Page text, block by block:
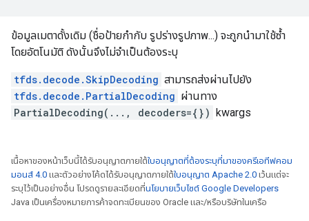
ข้อมูลเมตาดั้งเดิม (ชื่อป้ายกำกับ รูปร่างรูปภาพ...) จะถูกนำมาใช้ซ้ำ
โดยอัตโนมัติ ดังนั้นจึงไม่จำเป็นต้องระบุ
tfds.decode.SkipDecoding สามารถส่งผ่านไปยัง
tfds.decode.PartialDecoding ผ่านทาง
PartialDecoding(..., decoders={}) kwargs
เนื้อหาของหน้าเว็บนี้ได้รับอนุญาตภายใต้ใบอนุญาตที่ต้องระบุที่มาของครีเอทีฟคอม
มอนส์ 4.0 และตัวอย่างโค้ดได้รับอนุญาตภายใต้ใบอนุญาต Apache 2.0 เว้นแต่จะ
ระบุไว้เป็นอย่างอื่น โปรดดูรายละเอียดที่นโยบายเว็บไซต์ Google Developers
Java เป็นเครื่องหมายการค้าจดทะเบียนของ Oracle และ/หรือบริษัทในเครือ